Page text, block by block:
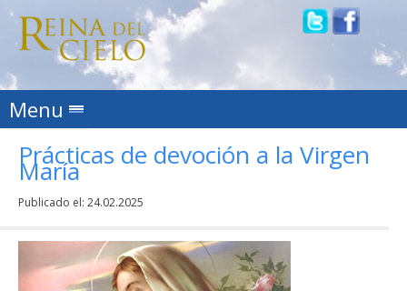
Menu Skip to content
Prácticas de devoción a la Virgen
María
Publicado el: 24.02.2025